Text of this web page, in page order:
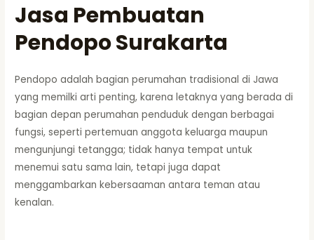
Jasa Pembuatan
Pendopo Surakarta
Pendopo adalah bagian perumahan tradisional di Jawa
yang memilki arti penting, karena letaknya yang berada di
bagian depan perumahan penduduk dengan berbagai
fungsi, seperti pertemuan anggota keluarga maupun
mengunjungi tetangga; tidak hanya tempat untuk
menemui satu sama lain, tetapi juga dapat
menggambarkan kebersaaman antara teman atau
kenalan.